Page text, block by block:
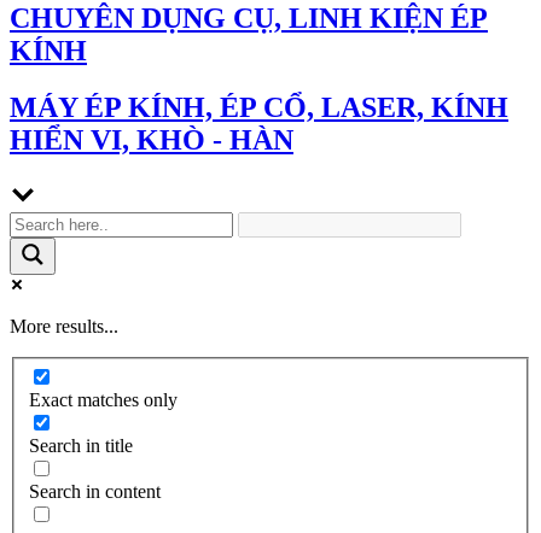
CHUYÊN DỤNG CỤ, LINH KIỆN ÉP
KÍNH
MÁY ÉP KÍNH, ÉP CỔ, LASER, KÍNH
HIỂN VI, KHÒ - HÀN
More results...
Exact matches only
Search in title
Search in content